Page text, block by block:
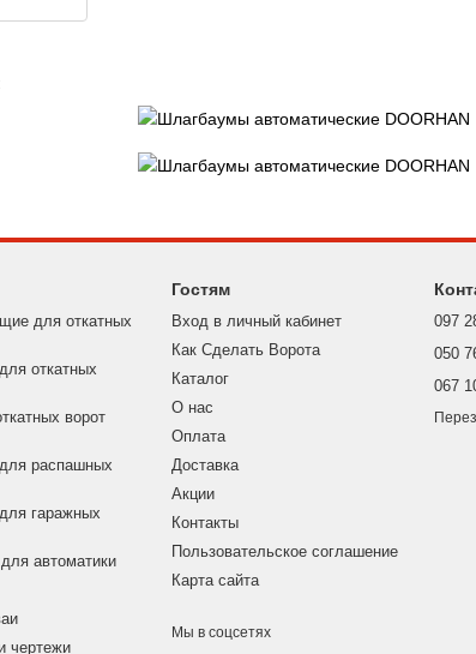
для откатных
откатных
ворот
распашных
гаражных
автоматики
чертежи
Гостям
Вход в личный кабинет
Как Сделать Ворота
Каталог
О нас
Оплата
Доставка
Акции
Контакты
Пользовательское соглашение
Карта сайта
Мы в соцсетях
097
050
067